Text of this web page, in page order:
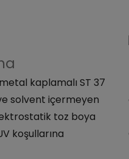
kaplamalı ST 37
solvent içermeyen
toz boya
koşullarına